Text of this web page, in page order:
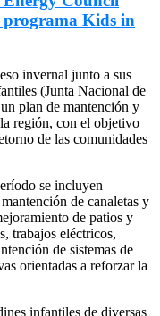
Kids in
invernal junto a sus
(Junta Nacional de
plan de mantención y
región, con el objetivo
de las comunidades
se incluyen
de canaletas y
de patios y
trabajos eléctricos,
de sistemas de
orientadas a reforzar la
infantiles de diversas